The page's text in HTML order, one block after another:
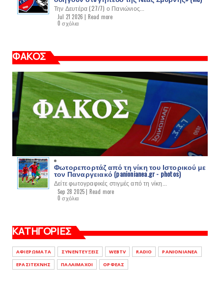
Την Δευτέρα (27/7) ο Πανιώνιος...
Jul 21 2026 | Read more
0 σχόλια
ΦΑΚΟΣ
Φωτορεπορτάζ από τη νίκη του Ιστορικού με
τον Παναργειακό (panionianea.gr - photos)
Δείτε φωτογραφικές στιγμές από τη νίκη...
Sep 28 2025 | Read more
0 σχόλια
ΚΑΤΗΓΟΡΙΕΣ
ΑΦΙΕΡΩΜΑΤΑ ΣΥΝΕΝΤΕΥΞΕΙΣ WEBTV RADIO
PANIONIANEA
ΕΡΑΣΙΤΕΧΝΗΣ
ΠΑΛΑΙΜΑΧΟΙ ΟΡΦΕΑΣ